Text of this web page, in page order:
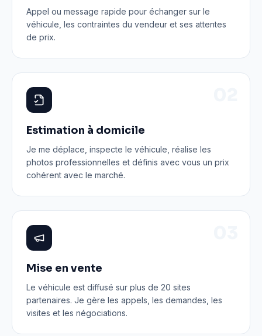
Appel ou message rapide pour échanger sur le
véhicule, les contraintes du vendeur et ses attentes
de prix.
Estimation à domicile
Je me déplace, inspecte le véhicule, réalise les
photos professionnelles et définis avec vous un prix
cohérent avec le marché.
Mise en vente
Le véhicule est diffusé sur plus de 20 sites
partenaires. Je gère les appels, les demandes, les
visites et les négociations.